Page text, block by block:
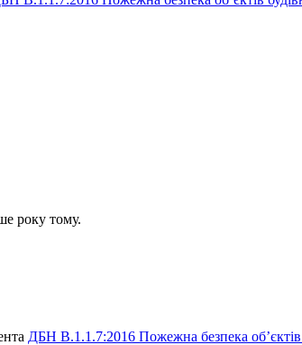
року тому.
ДБН В.1.1.7:2016 Пожежна безпека об’єктів